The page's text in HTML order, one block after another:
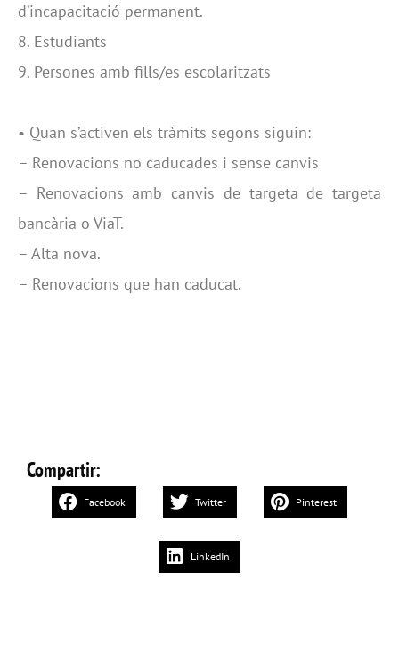
d’incapacitació permanent.
8. Estudiants
9. Persones amb fills/es escolaritzats
• Quan s’activen els tràmits segons siguin:
– Renovacions no caducades i sense canvis
– Renovacions amb canvis de targeta de targeta
bancària o ViaT.
– Alta nova.
– Renovacions que han caducat.
Compartir:
Facebook Twitter Pinterest
LinkedIn